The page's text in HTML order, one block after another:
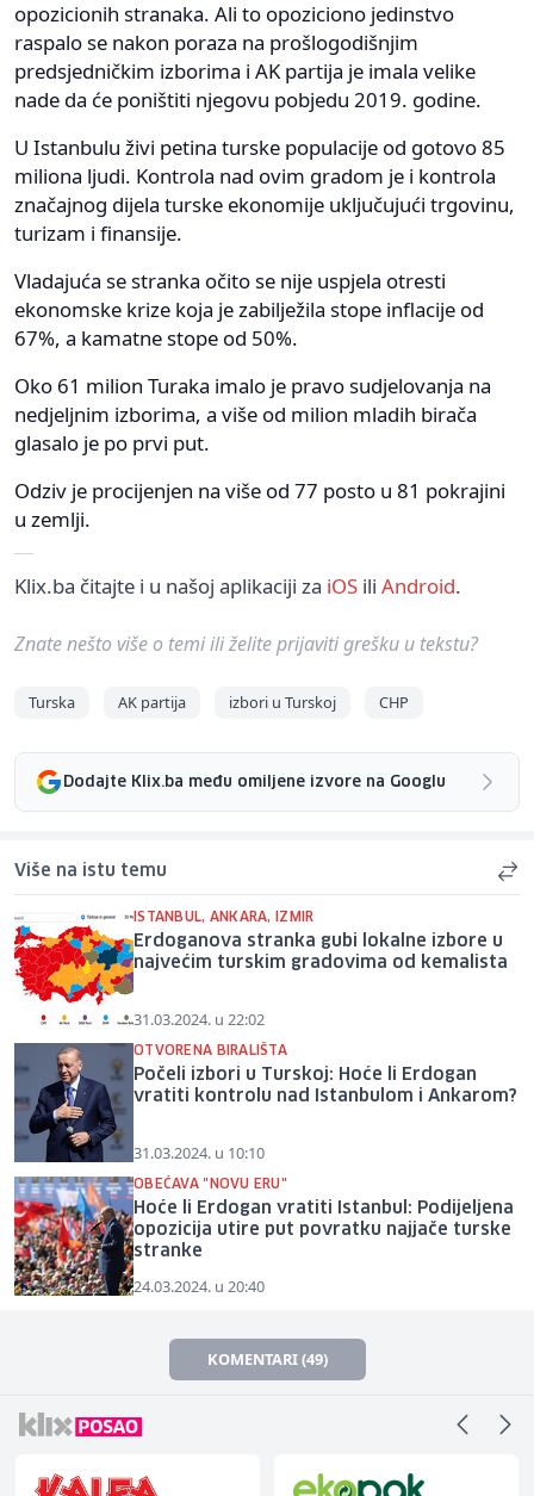
opozicionih stranaka. Ali to opoziciono jedinstvo
raspalo se nakon poraza na prošlogodišnjim
predsjedničkim izborima i AK partija je imala velike
nade da će poništiti njegovu pobjedu 2019. godine.
U Istanbulu živi petina turske populacije od gotovo 85
miliona ljudi. Kontrola nad ovim gradom je i kontrola
značajnog dijela turske ekonomije uključujući trgovinu,
turizam i finansije.
Vladajuća se stranka očito se nije uspjela otresti
ekonomske krize koja je zabilježila stope inflacije od
67%, a kamatne stope od 50%.
Oko 61 milion Turaka imalo je pravo sudjelovanja na
nedjeljnim izborima, a više od milion mladih birača
glasalo je po prvi put.
Odziv je procijenjen na više od 77 posto u 81 pokrajini
u zemlji.
Klix.ba čitajte i u našoj aplikaciji za iOS ili Android.
Znate nešto više o temi ili želite prijaviti grešku u tekstu?
Turska AK partija izbori u Turskoj CHP
Dodajte Klix.ba među omiljene izvore na Googlu
Više na istu temu
ISTANBUL, ANKARA, IZMIR
Erdoganova stranka gubi lokalne izbore u
najvećim turskim gradovima od kemalista
31.03.2024. u 22:02
OTVORENA BIRALIŠTA
Počeli izbori u Turskoj: Hoće li Erdogan
vratiti kontrolu nad Istanbulom i Ankarom?
31.03.2024. u 10:10
OBEĆAVA "NOVU ERU"
Hoće li Erdogan vratiti Istanbul: Podijeljena
opozicija utire put povratku najjače turske
stranke
24.03.2024. u 20:40
KOMENTARI (49)